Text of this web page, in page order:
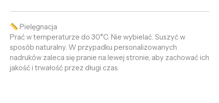
Pielęgnacja
Prać w temperaturze do 30°C. Nie wybielać. Suszyć w
sposób naturalny. W przypadku personalizowanych
nadruków zaleca się pranie na lewej stronie, aby zachować ich
jakość i trwałość przez długi czas.